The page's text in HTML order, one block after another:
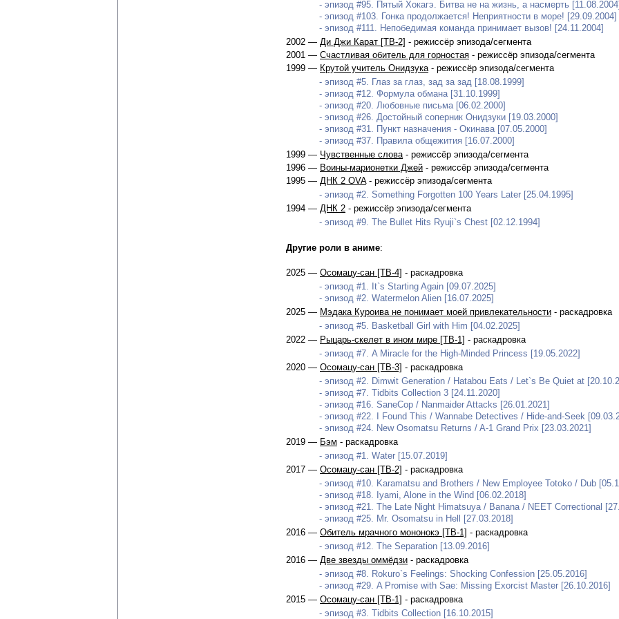
- эпизод #95. Пятый Хокагэ. Битва не на жизнь, а насмерть
- эпизод #103. Гонка продолжается! Неприятности в море! [29.09.2004]
- эпизод #111. Непобедимая команда принимает вызов! [24.11.2004]
2002 — Ди Джи Карат [ТВ-2] - режиссёр эпизода/сегмента
2001 — Счастливая обитель для горностая - режиссёр эпизода/сегмента
1999 — Крутой учитель Онидзука- режиссёр эпизода/сегмента
- эпизод #5. Глаз за глаз, зад за зад [18.08.1999]
- эпизод #12. Формула обмана [31.10.1999]
- эпизод #20. Любовные письма [06.02.2000]
- эпизод #26. Достойный соперник Онидзуки [19.03.2000]
- эпизод #31. Пункт назначения - Окинава [07.05.2000]
- эпизод #37. Правила общежития [16.07.2000]
1999 — Чувственные слова- режиссёр эпизода/сегмента
1996 — Воины-марионетки Джей - режиссёр эпизода/сегмента
1995 — ДНК 2 OVA- режиссёр эпизода/сегмента
- эпизод #2. Something Forgotten 100 Years Later [25.04.1995]
1994 — ДНК 2 - режиссёр эпизода/сегмента
- эпизод #9. The Bullet Hits Ryuji`s Chest [02.12.1994]
Другие роли в аниме:
2025 — Осомацу-сан [ТВ-4] - раскадровка
- эпизод #1. It`s Starting Again [09.07.2025]
- эпизод #2. Watermelon Alien [16.07.2025]
2025 — Мэдака Куроива не понимает моей привлекательности - раскадровка
- эпизод #5. Basketball Girl with Him [04.02.2025]
2022 — Рыцарь-скелет в ином мире [ТВ-1] - раскадровка
- эпизод #7. A Miracle for the High-Minded Princess [19.05.2022]
2020 — Осомацу-сан [ТВ-3] - раскадровка
- эпизод #2. Dimwit Generation / Hatabou Eats / Let`s Be Quiet at
- эпизод #7. Tidbits Collection 3 [24.11.2020]
- эпизод #16. SaneCop / Nanmaider Attacks [26.01.2021]
- эпизод #22. I Found This / Wannabe Detectives / Hide-and-Seek
- эпизод #24. New Osomatsu Returns / A-1 Grand Prix [23.03.2021]
2019 — Бэм - раскадровка
- эпизод #1. Water [15.07.2019]
2017 — Осомацу-сан [ТВ-2] - раскадровка
- эпизод #10. Karamatsu and Brothers / New Employee Totoko / Dub
- эпизод #18. Iyami, Alone in the Wind [06.02.2018]
- эпизод #21. The Late Night Himatsuya / Banana / NEET Correctional
- эпизод #25. Mr. Osomatsu in Hell [27.03.2018]
2016 — Обитель мрачного мононокэ [ТВ-1] - раскадровка
- эпизод #12. The Separation [13.09.2016]
2016 — Две звезды оммёдзи - раскадровка
- эпизод #8. Rokuro`s Feelings: Shocking Confession [25.05.2016]
- эпизод #29. A Promise with Sae: Missing Exorcist Master [26.10.2016]
2015 — Осомацу-сан [ТВ-1] - раскадровка
- эпизод #3. Tidbits Collection [16.10.2015]